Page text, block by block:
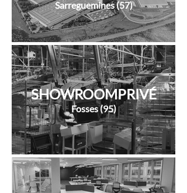
Sarreguemines (57)
SHOWROOMPRIVÉ
Fosses (95)